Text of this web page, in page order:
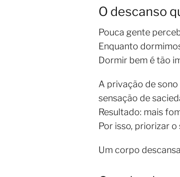
O descanso
Pouca gente
Enquanto
Dormir bem é tão
A privação de
sensação de
Resultado: mais
Por isso, priorizar
Um corpo